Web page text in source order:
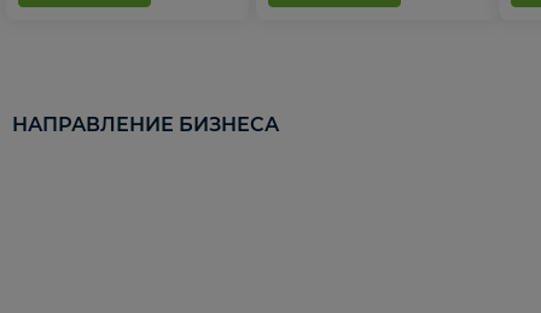
НАПРАВЛЕНИЕ БИЗНЕСА